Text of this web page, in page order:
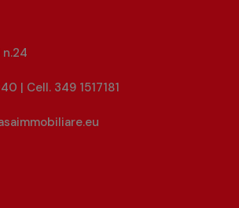
| Cell. 349 1517181